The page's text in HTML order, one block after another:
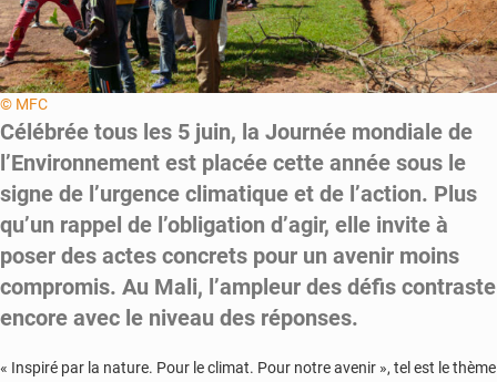
© MFC
Célébrée tous les 5 juin, la Journée mondiale de
l’Environnement est placée cette année sous le
signe de l’urgence climatique et de l’action. Plus
qu’un rappel de l’obligation d’agir, elle invite à
poser des actes concrets pour un avenir moins
compromis. Au Mali, l’ampleur des défis contraste
encore avec le niveau des réponses.
« Inspiré par la nature. Pour le climat. Pour notre avenir », tel est le thème